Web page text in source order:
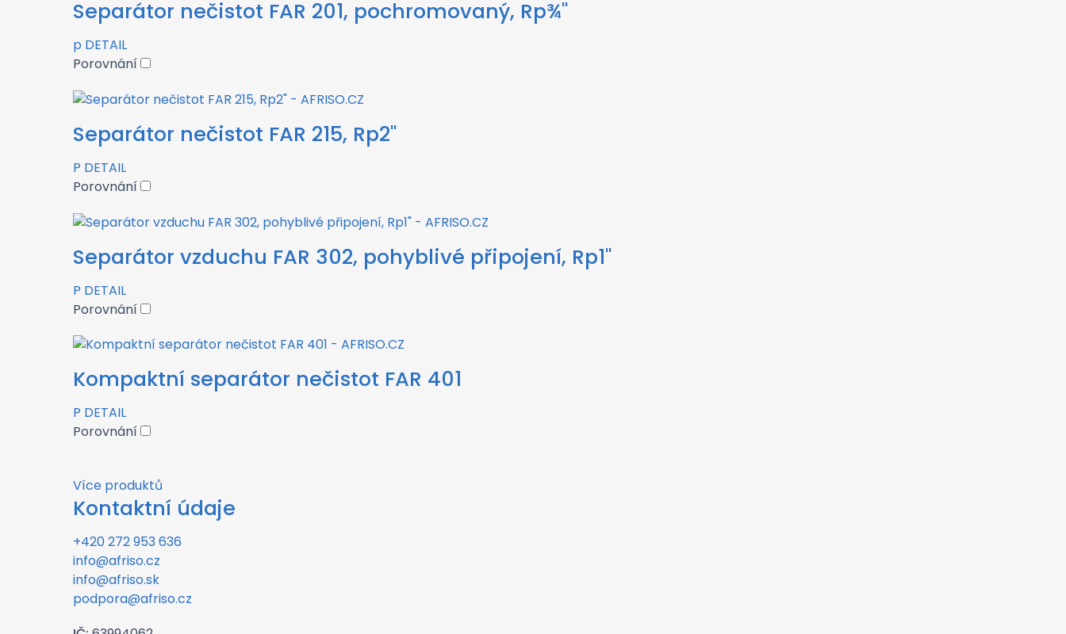
Separátor nečistot FAR 201, pochromovaný, Rp¾"
p DETAIL
Porovnání
Separátor nečistot FAR 215, Rp2"
P DETAIL
Porovnání
Separátor vzduchu FAR 302, pohyblivé připojení, Rp1"
P DETAIL
Porovnání
Kompaktní separátor nečistot FAR 401
P DETAIL
Porovnání
Více produktů
Kontaktní údaje
+420 272 953 636
info@afriso.cz
info@afriso.sk
podpora@afriso.cz